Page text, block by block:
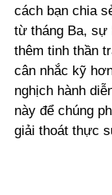
cách bạn chia
từ tháng Ba, sự
thêm tinh thần
cân nhắc kỹ
nghịch hành
này để chúng
giải thoát thực